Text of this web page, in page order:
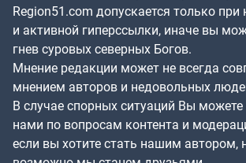
Region51.com допускается только
и активной гиперссылки, иначе вы
гнев суровых северных Богов.
Мнение редакции может не всегда
мнением авторов и недовольных
В случае спорных ситуаций Вы можете
нами по вопросам контента и
если вы хотите стать нашим автором,